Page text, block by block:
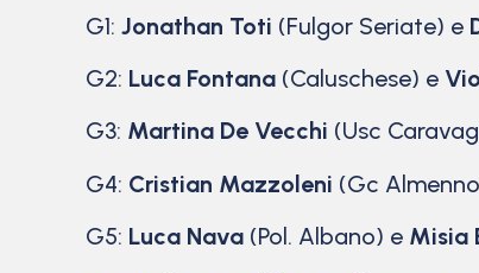
G1: Jonathan Toti (Fulgor Seriate) e
G2: Luca Fontana (Caluschese) e
G3: Martina De Vecchi (Usc
G4: Cristian Mazzoleni (Gc
G5: Luca Nava (Pol. Albano) e Misia